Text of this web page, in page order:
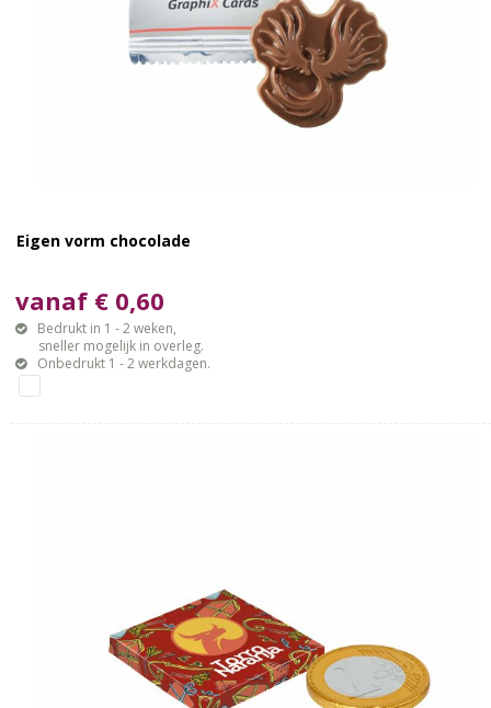
Eigen vorm chocolade
vanaf € 0,60
Bedrukt in 1 - 2 weken,
sneller mogelijk in overleg.
Onbedrukt 1 - 2 werkdagen.